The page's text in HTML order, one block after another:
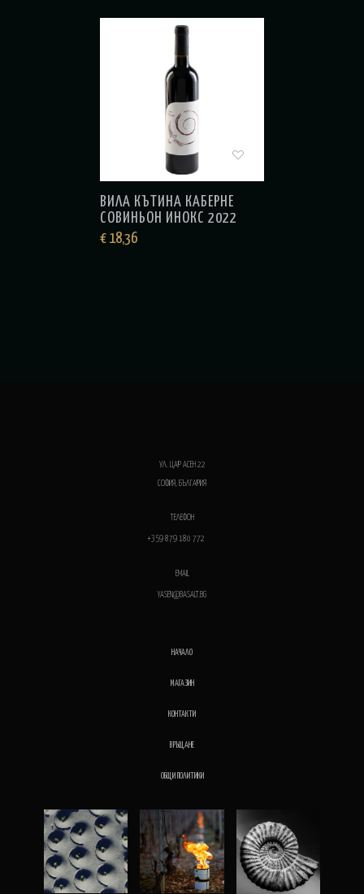
ВИЛА КЪТИНА КАБЕРНЕ
СОВИНЬОН ИНОКС 2022
€ 18,36
УЛ. ЦАР АСЕН 22
СОФИЯ, БЪЛГАРИЯ
ТЕЛЕФОН
+359 879 180 772
EMAIL
YASEN@BASALT.BG
НАЧАЛО
МАГАЗИН
КОНТАКТИ
ВРЪЩАНЕ
ОБЩИ ПОЛИТИКИ